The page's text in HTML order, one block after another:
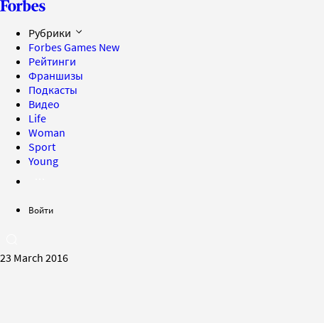
Рубрики
Forbes Games New
Рейтинги
Франшизы
Подкасты
Видео
Life
Woman
Sport
Young
Войти
23 March 2016